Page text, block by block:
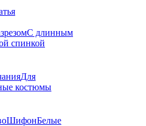
С длинным
спинкой
Для
костюмы
ШифонБелые